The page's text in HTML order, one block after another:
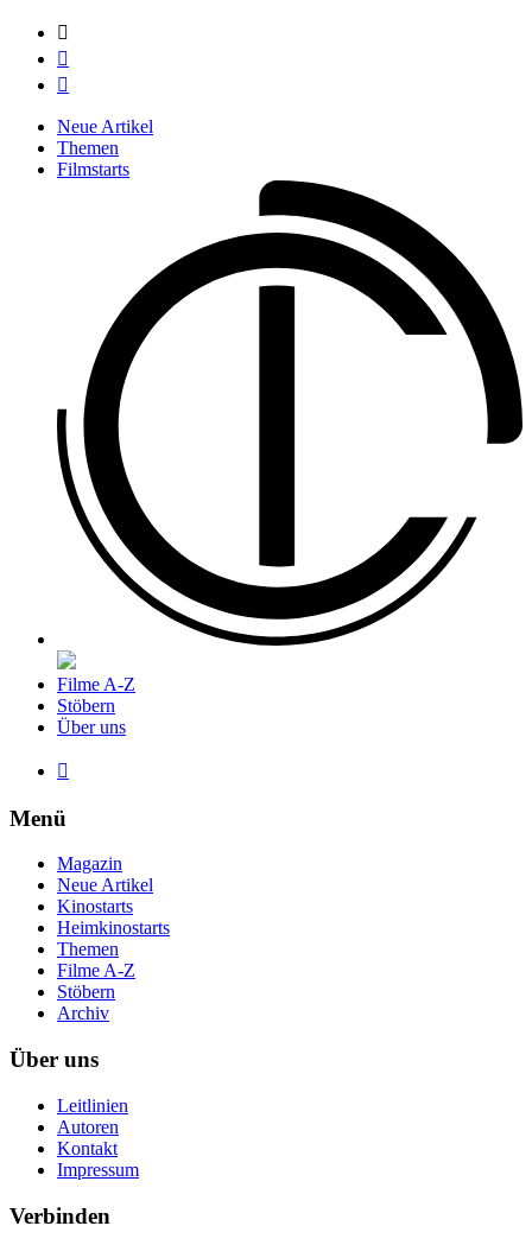



Neue Artikel
Themen
Filmstarts
Filme A-Z
Stöbern
Über uns

Menü
Magazin
Neue Artikel
Kinostarts
Heimkinostarts
Themen
Filme A-Z
Stöbern
Archiv
Über uns
Leitlinien
Autoren
Kontakt
Impressum
Verbinden